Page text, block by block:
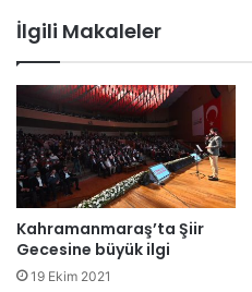
İlgili Makaleler
Kahramanmaraş’ta Şiir
Gecesine büyük ilgi
19 Ekim 2021